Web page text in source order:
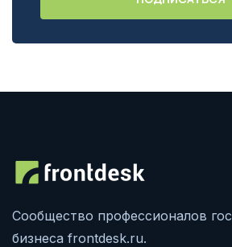
Сообщество профессионалов
бизнеса frontdesk.ru.